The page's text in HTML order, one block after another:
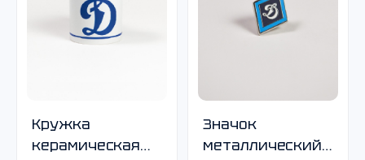
Кружка
керамическая
Значок
металлический